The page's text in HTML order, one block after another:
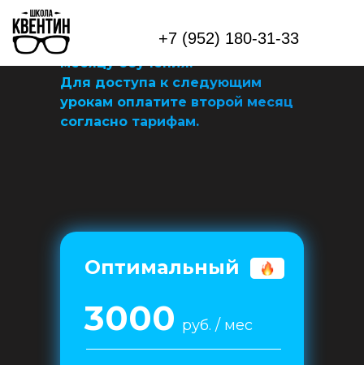
+7 (952) 180-31-33
Друзья, мы плавно, но уверенно
переходим к следующему
месяцу обучения.
Для доступа к следующим
урокам оплатите второй месяц
согласно тарифам.
Оптимальный
руб. / мес
3000